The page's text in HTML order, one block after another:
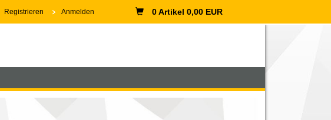
Registrieren Anmelden 0 Artikel 0,00 EUR